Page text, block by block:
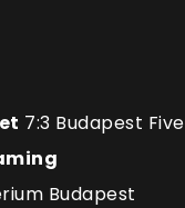
7:3 Budapest Five
Budapest